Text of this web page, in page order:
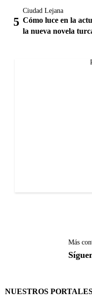
Ciudad Lejana
Cómo luce en la
la nueva novela
Más
NUESTROS